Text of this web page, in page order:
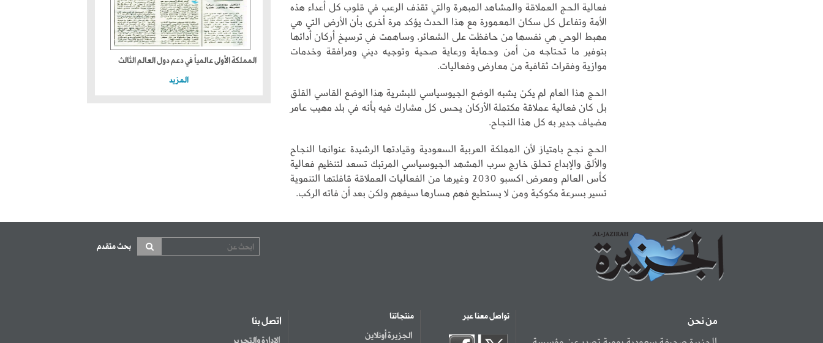
فعالية الحج العملاقة والمشاهد المبهرة والتي تقذف الرعب في قلوب كل أعداء هذه
الأمة وتفاعل كل سكان المعمورة مع هذا الحدث يؤكد مرة أخرى بأن الأرض التي هي
مهبط الوحي هي نفسها من حافظت على الشعائر، وساهمت في ترسيخ أركان أدائها
بتوفير ما تحتاجه من أمن وحماية ورعاية صحية وتوجيه ديني ومرافقة وخدمات
موازية وفقرات ثقافية من معارض وفعاليات.
الحج هذا العام لم يكن يشبه الوضع الجيوسياسي للبشرية هذا الوضع القاسي القلق
بل كان فعالية عملاقة مكتملة الأركان يحس كل مشارك فيه بأنه في بلد مهيب عامر
مضياف جدير به كل هذا النجاح.
الحج نجح بامتياز لأن المملكة العربية السعودية وقيادتها الرشيدة عنوانها النجاح
والألق والإبداع تحلق خارج سرب المشهد الجيوسياسي المرتبك تسعد لتنظيم فعالية
كأس العالم ومعرض اكسبو 2030 وغيرها من الفعاليات العملاقة قافلتها التنموية
تسير بسرعة مكوكية ومن لا يستطيع فهم مسارها سيفهم ولكن بعد أن فاته الركب.
المملكة الأولى عالمياً في دعم دول العالم الثالث
المزيد
بحث متقدم
من نحن
تواصل معنا عبر منتجاتنا
الجزيرة أونلاين
اتصل بنا
الإدارة والتحرير